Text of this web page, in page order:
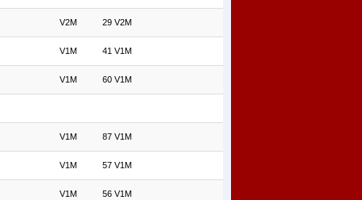
V2M 29 V2M
V1M 41 V1M
V1M 60 V1M
V1M 87 V1M
V1M 57 V1M
V1M 56 V1M